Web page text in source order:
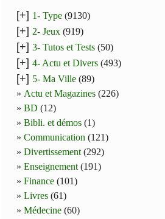
[+] 1- Type (9130)
[+] 2- Jeux (919)
[+] 3- Tutos et Tests (50)
[+] 4- Actu et Divers (493)
[+] 5- Ma Ville (89)
Actu et Magazines (226)
BD (12)
Bibli. et démos (1)
Communication (121)
Divertissement (292)
Enseignement (191)
Finance (101)
Livres (61)
Médecine (60)